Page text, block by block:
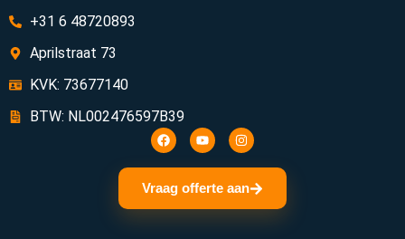
+31 6 48720893
Aprilstraat 73
KVK: 73677140
BTW: NL002476597B39
Vraag offerte aan